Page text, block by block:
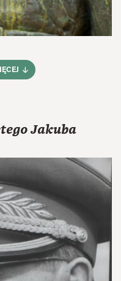
Jakuba